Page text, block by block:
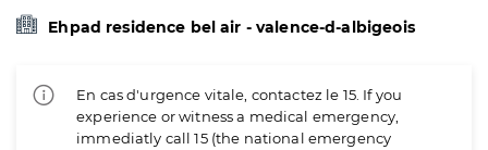
Ehpad residence bel air - valence-d-albigeois
En cas d'urgence vitale, contactez le 15. If you
experience or witness a medical emergency,
immediatly call 15 (the national emergency